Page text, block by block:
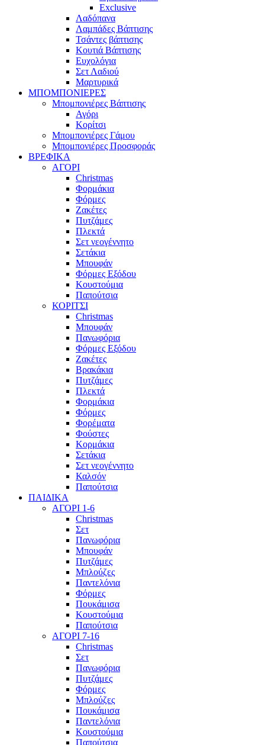
Exclusive
Λαδόπανα
Λαμπάδες Βάπτισης
Τσάντες βάπτισης
Κουτιά Βάπτισης
Ευχολόγια
Σετ Λαδιού
Μαρτυρικά
ΜΠΟΜΠΟΝΙΕΡΕΣ
Μπομπονιέρες Βάπτισης
Αγόρι
Κορίτσι
Μπομπονιέρες Γάμου
Μπομπονιέρες Προσφοράς
ΒΡΕΦΙΚΑ
ΑΓΟΡΙ
Christmas
Φορμάκια
Φόρμες
Ζακέτες
Πυτζάμες
Πλεκτά
Σετ νεογέννητο
Σετάκια
Μπουφάν
Φόρμες Εξόδου
Κουστούμια
Παπούτσια
ΚΟΡΙΤΣΙ
Christmas
Μπουφάν
Πανωφόρια
Φόρμες Εξόδου
Ζακέτες
Βρακάκια
Πυτζάμες
Πλεκτά
Φορμάκια
Φόρμες
Φορέματα
Φούστες
Κορμάκια
Σετάκια
Σετ νεογέννητο
Καλσόν
Παπούτσια
ΠΑΙΔΙΚΑ
ΑΓΟΡΙ 1-6
Christmas
Σετ
Πανωφόρια
Μπουφάν
Πυτζάμες
Μπλούζες
Παντελόνια
Φόρμες
Πουκάμισα
Κουστούμια
Παπούτσια
ΑΓΟΡΙ 7-16
Christmas
Σετ
Πανωφόρια
Πυτζάμες
Φόρμες
Μπλούζες
Πουκάμισα
Παντελόνια
Κουστούμια
Παπούτσια